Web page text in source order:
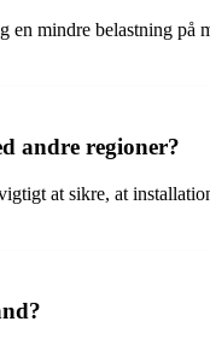
mindre belastning på
andre regioner?
at sikre, at